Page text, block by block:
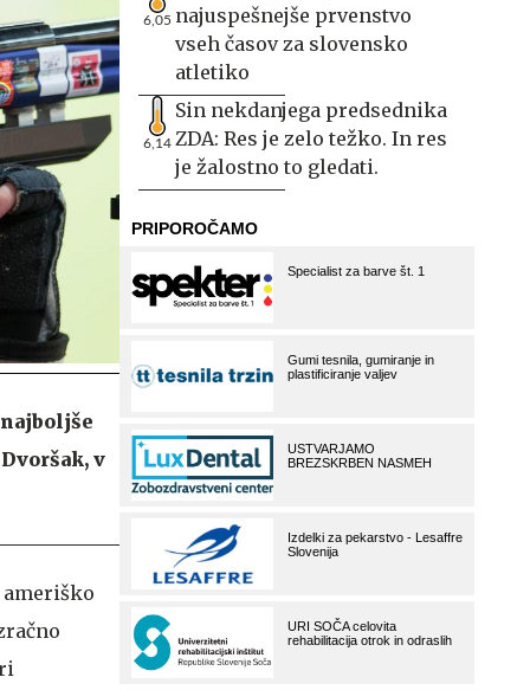
v
ameriško
6,05 najuspešnejše prvenstvo
vseh časov za slovensko
atletiko
6,14
Sin nekdanjega predsednika
ZDA: Res je zelo težko. In res
je žalostno to gledati.